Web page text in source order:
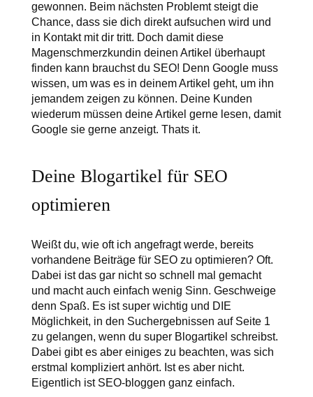
gewonnen. Beim nächsten Problemt steigt die
Chance, dass sie dich direkt aufsuchen wird und
in Kontakt mit dir tritt. Doch damit diese
Magenschmerzkundin deinen Artikel überhaupt
finden kann brauchst du SEO! Denn Google muss
wissen, um was es in deinem Artikel geht, um ihn
jemandem zeigen zu können. Deine Kunden
wiederum müssen deine Artikel gerne lesen, damit
Google sie gerne anzeigt. Thats it.
Deine Blogartikel für SEO
optimieren
Weißt du, wie oft ich angefragt werde, bereits
vorhandene Beiträge für SEO zu optimieren? Oft.
Dabei ist das gar nicht so schnell mal gemacht
und macht auch einfach wenig Sinn. Geschweige
denn Spaß. Es ist super wichtig und DIE
Möglichkeit, in den Suchergebnissen auf Seite 1
zu gelangen, wenn du super Blogartikel schreibst.
Dabei gibt es aber einiges zu beachten, was sich
erstmal kompliziert anhört. Ist es aber nicht.
Eigentlich ist SEO-bloggen ganz einfach.